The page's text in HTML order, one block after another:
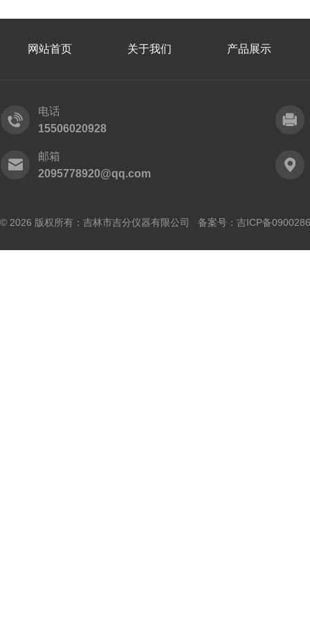
网站首页 关于我们 产品展示
电话
15506020928
邮箱
2095778920@qq.com
© 2026 版权所有：吉林市吉分仪器有限公司 备案号： 吉ICP备